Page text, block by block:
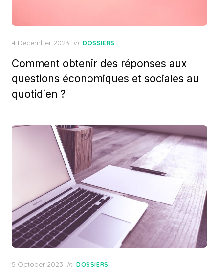
Posted
4 December 2023 in DOSSIERS
Comment obtenir des réponses aux
questions économiques et sociales au
quotidien ?
Posted
5 October 2023 in DOSSIERS